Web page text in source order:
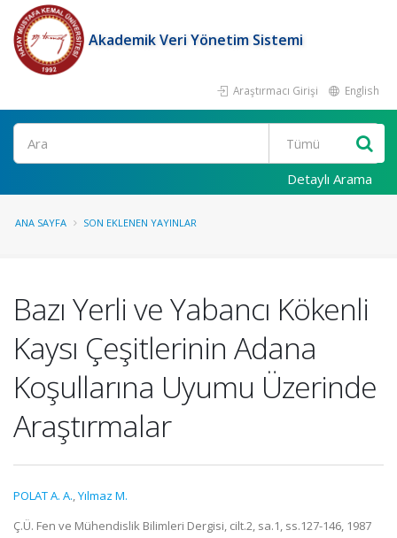
Akademik Veri Yönetim Sistemi
Araştırmacı Girişi English
Ara
Detaylı Arama
ANA SAYFA SON EKLENEN YAYINLAR
Bazı Yerli ve Yabancı Kökenli
Kaysı Çeşitlerinin Adana
Koşullarına Uyumu Üzerinde
Araştırmalar
POLAT A. A.,Yılmaz M.
Ç.Ü. Fen ve Mühendislik Bilimleri Dergisi, cilt.2, sa.1, ss.127-146, 1987